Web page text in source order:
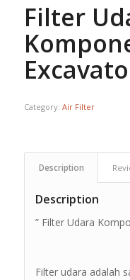
Filter
Category: Air Filter
Description
Description
” Filter Udara
Filter udara adalah